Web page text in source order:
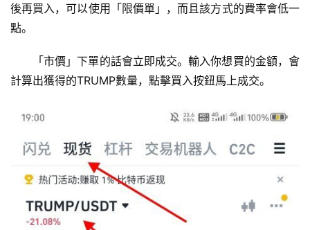
後再買入，可以使用「限價單」，而且該方式的費率會低一
點。
「市價」下單的話會立即成交。輸入你想買的金額，會
計算出獲得的TRUMP數量，點擊買入按鈕馬上成交。